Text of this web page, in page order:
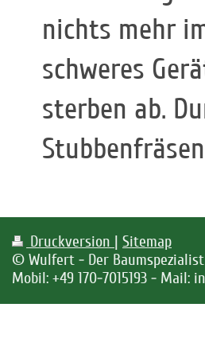
nichts mehr
schweres
sterben ab.
Druckversion | Sitemap
© Wulfert - Der
Mobil: +49 170-7015193 - Mail: